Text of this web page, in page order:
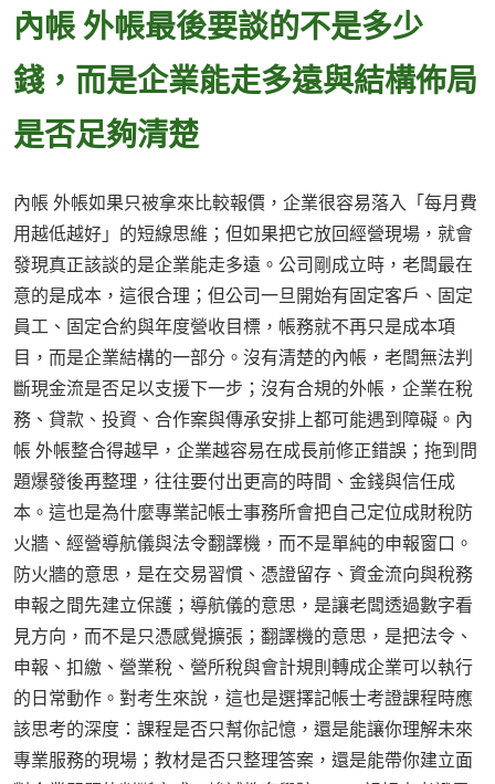
內帳 外帳最後要談的不是多少
錢，而是企業能走多遠與結構佈局
是否足夠清楚
內帳 外帳如果只被拿來比較報價，企業很容易落入「每月費
用越低越好」的短線思維；但如果把它放回經營現場，就會
發現真正該談的是企業能走多遠。公司剛成立時，老闆最在
意的是成本，這很合理；但公司一旦開始有固定客戶、固定
員工、固定合約與年度營收目標，帳務就不再只是成本項
目，而是企業結構的一部分。沒有清楚的內帳，老闆無法判
斷現金流是否足以支援下一步；沒有合規的外帳，企業在稅
務、貸款、投資、合作案與傳承安排上都可能遇到障礙。內
帳 外帳整合得越早，企業越容易在成長前修正錯誤；拖到問
題爆發後再整理，往往要付出更高的時間、金錢與信任成
本。這也是為什麼專業記帳士事務所會把自己定位成財稅防
火牆、經營導航儀與法令翻譯機，而不是單純的申報窗口。
防火牆的意思，是在交易習慣、憑證留存、資金流向與稅務
申報之間先建立保護；導航儀的意思，是讓老闆透過數字看
見方向，而不是只憑感覺擴張；翻譯機的意思，是把法令、
申報、扣繳、營業稅、營所稅與會計規則轉成企業可以執行
的日常動作。對考生來說，這也是選擇記帳士考證課程時應
該思考的深度：課程是否只幫你記憶，還是能讓你理解未來
專業服務的現場；教材是否只整理答案，還是能帶你建立面